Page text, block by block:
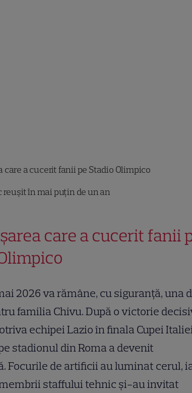
a cucerit fanii pe Stadio Olimpico
în mai puțin de un an
care a cucerit fanii
2026 va rămâne, cu siguranță, una
familia Chivu. După o victorie
echipei Lazio în finala Cupei
stadionul din Roma a devenit
Focurile de artificii au luminat cerul,
staffului tehnic și-au invitat